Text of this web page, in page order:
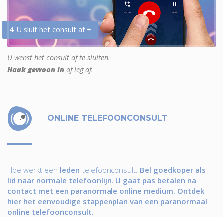
4. U sluit het consult af +
U wenst het consult af te sluiten.
Haak gewoon in of leg af.
ONLINE TELEFOONCONSULT
Hoe werkt een leden-telefoonconsult. Bel goedkoper als
lid naar normale telefoonlijn. U gaat pas betalen na
contact met een paranormale online medium. Ontdek
hier het eenvoudige stappenplan van een paranormaal
online telefoonconsult.